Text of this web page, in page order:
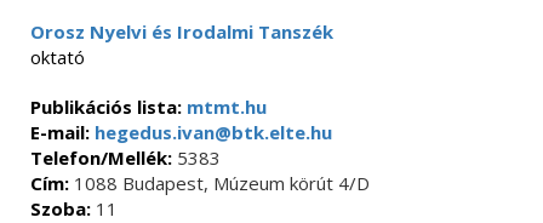
Orosz Nyelvi és Irodalmi Tanszék
oktató
Publikációs lista: mtmt.hu
E-mail: hegedus.ivan@btk.elte.hu
Telefon/Mellék: 5383
Cím: 1088 Budapest, Múzeum körút 4/D
Szoba: 11